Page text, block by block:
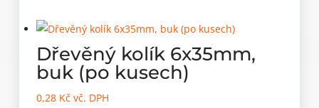
Dřevěný kolík 6x35mm,
buk (po kusech)
0,28 Kč vč. DPH